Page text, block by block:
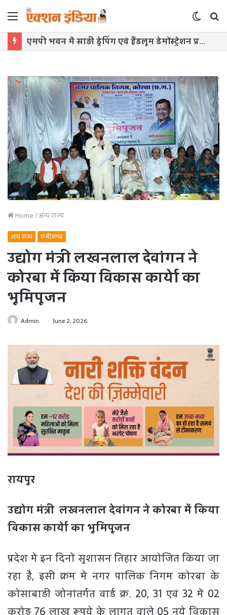
Menu
Switch
skin
एमपी भवन में साड़ी ड्रेपिंग एवं हैंडलूम डेमोंस्ट्रेशन प्रतियोगिता का आयोजन 10 अगस्त को
Home/अन्य राज्य
अन्य राज्य छत्तीसगढ़
उद्योग मंत्री लखनलाल देवांगन ने
कोरबा में किया विकास कार्येा का
भूमिपूजन
Admin June 2, 2026
रायपुर
उद्योग मंत्री लखनलाल देवांगन ने कोरबा में किया
विकास कार्येा का भूमिपूजन
प्रदेश में इन दिनों सुशासन तिहार आयोजित किया जा
रहा है, इसी क्रम में नगर पालिक निगम कोरबा के
कोसाबाड़ी जोनांतर्गत वार्ड क्र. 20, 31 एवं 32 में 02
करोड़ 76 लाख रूपये के लागत वाले 05 नये विकास